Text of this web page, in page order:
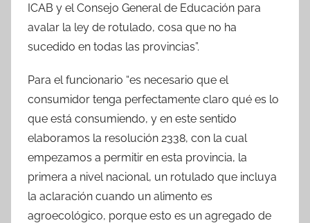
ICAB y el Consejo General de Educación para
avalar la ley de rotulado, cosa que no ha
sucedido en todas las provincias”.
Para el funcionario “es necesario que el
consumidor tenga perfectamente claro qué es lo
que está consumiendo, y en este sentido
elaboramos la resolución 2338, con la cual
empezamos a permitir en esta provincia, la
primera a nivel nacional, un rotulado que incluya
la aclaración cuando un alimento es
agroecológico, porque esto es un agregado de